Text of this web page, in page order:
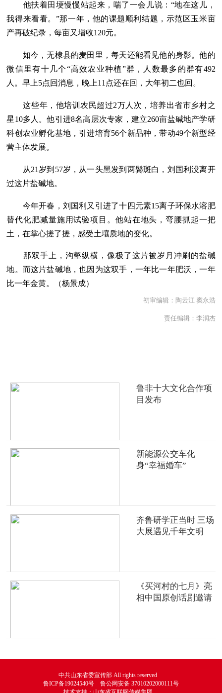
他扶着田埂慢慢站起来，喘了一会儿说：“地在这儿，
我得来看看。”那一年，他的课题顺利结题，示范区玉米亩
产再破纪录，每亩又增收120元。
如今，无棣县的麦田里，每天还能看见他的身影。他的
微信里有十几个“高效农业种植”群，人数最多的群有492
人。早上5点回消息，晚上11点还在回，大年初二也回。
这些年，他培训农民超过2万人次，培养出省市乡村之
星10多人。他引进8名高层次专家，建立260亩盐碱地产学研
科创农业孵化基地，引进培育56个新品种，带动49个新型经
营主体发展。
从21岁到57岁，从一头黑发到两鬓斑白，刘国利没离开
过这片盐碱地。
今年开春，刘国利又引进了十四元素15离子环保水溶肥
替代化肥减量施用试验项目。他站在地头，弯腰抓起一把
土，在掌心搓了搓，感受土壤质地的变化。
那双手上，沟壑纵横，像极了这片被岁月冲刷的盐碱
地。而这片盐碱地，也因为这双手，一年比一年肥沃，一年
比一年金黄。（杨景成）
初审编辑：陶云江 窦永浩
责任编辑：李润杰
鲁非十大文化合作项
目发布
新能源公交车化
身“幸福婚车”
齐鲁研学正当时 三场
大展遇见千年文明
《买河村的七月》亮
相中国原创话剧邀请
中共山东省委宣传部 All rights reserved
鲁ICP备19024540号 鲁公网安备 37010202000111号